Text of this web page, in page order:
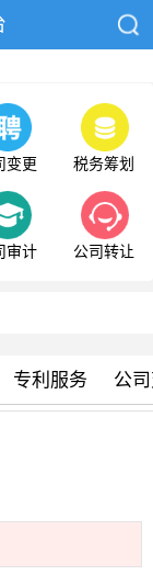
变更 税务筹划
审计 公司转让
专利服务 公